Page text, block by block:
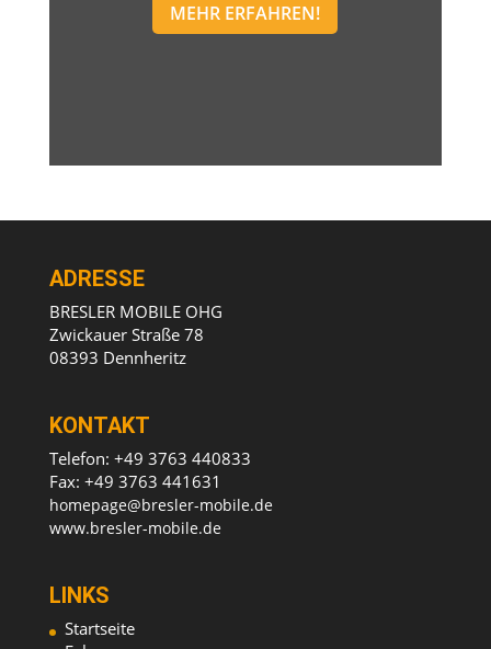
MEHR ERFAHREN!
ADRESSE
BRESLER MOBILE OHG
Zwickauer Straße 78
08393 Dennheritz
KONTAKT
Telefon: +49 3763 440833
Fax: +49 3763 441631
homepage@bresler-mobile.de
www.bresler-mobile.de
LINKS
Startseite